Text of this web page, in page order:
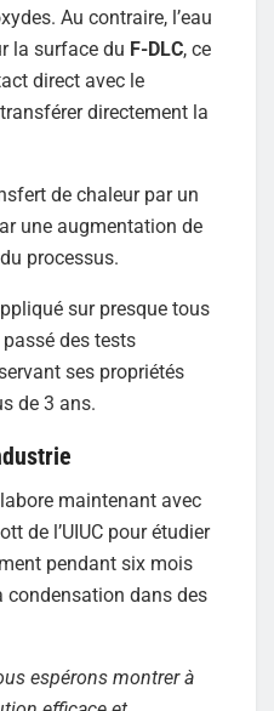
Au contraire, l’eau
la surface du F-DLC, ce
direct avec le
directement la
de chaleur par un
une augmentation de
processus.
sur presque tous
des tests
ses propriétés
de 3 ans.
maintenant avec
de l’UIUC pour étudier
pendant six mois
condensation dans des
espérons montrer à